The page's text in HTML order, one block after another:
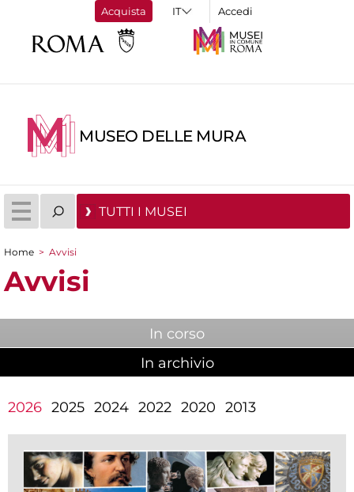
Acquista Accedi
MUSEO DELLE MURA
TUTTI I MUSEI
Tu sei qui
Home > Avvisi
Avvisi
In corso
In archivio(scheda attiva)
2026 2025 2024 2022 2020 2013